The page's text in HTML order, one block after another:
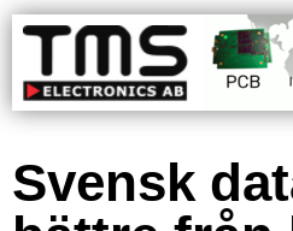
Svensk